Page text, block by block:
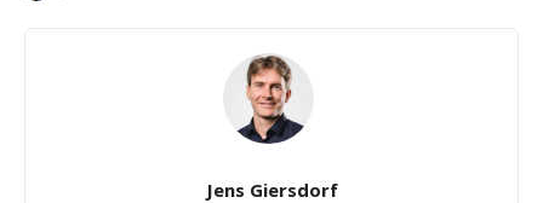
Jens Giersdorf